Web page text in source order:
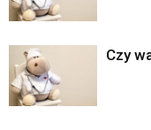
Czy